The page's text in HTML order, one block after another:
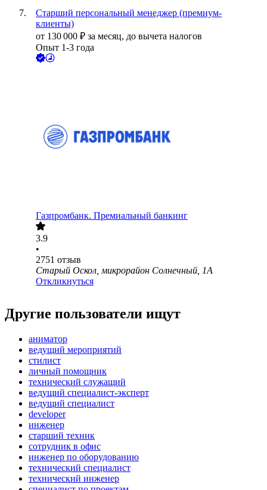
Старший персональный менеджер (премиум-
клиенты)
от 130 000 ₽ за месяц, до вычета налогов
Опыт 1-3 года
Газпромбанк. Премиальный банкинг
3.9
•
2751 отзыв
Старый Оскол, микрорайон Солнечный, 1А
Откликнуться
Другие пользователи ищут
аниматор
ведущий мероприятий
стилист
личный помощник
технический служащий
ведущий специалист-эксперт
ведущий специалист
developer
инженер
старший техник
сотрудник в офис
инженер по оборудованию
технический специалист
технический инженер